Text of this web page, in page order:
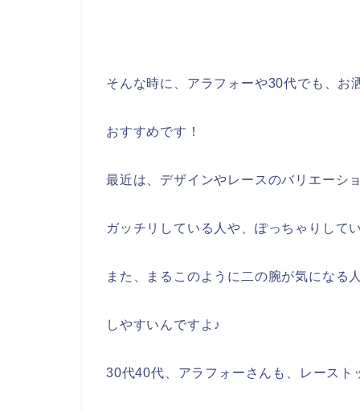
そんな時に、アラフォーや30代でも、お
おすすめです！
最近は、デザインやレースのバリエーシ
ガッチリしている人や、ぽっちゃりして
また、まるこのように二の腕が気になる
しやすいんですよ♪
30代40代、アラフォーさんも、レースト